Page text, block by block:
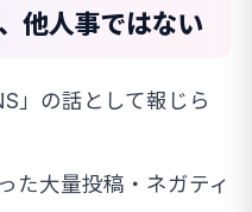
他人事ではない
」の話として報じら
た大量投稿・ネガティ